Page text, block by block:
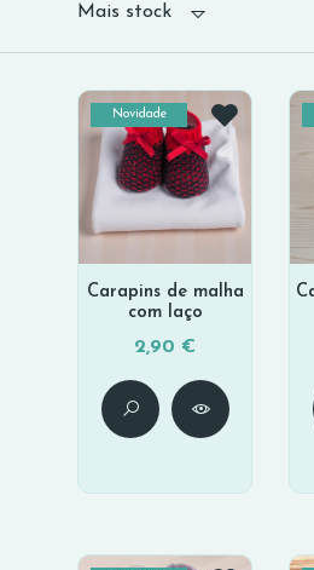
Mais stock
Novidade
Carapins de malha
com laço
2,90 €